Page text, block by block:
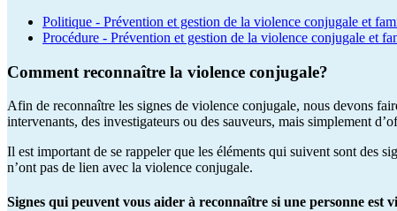
Politique - Prévention et gestion de la violence conjugale et
Procédure - Prévention et gestion de la violence conjugale et
Comment reconnaître la violence conjugale?
Afin de reconnaître les signes de violence conjugale, nous devons
intervenants, des investigateurs ou des sauveurs, mais simplement
Il est important de se rappeler que les éléments qui suivent sont des
n’ont pas de lien avec la violence conjugale.
Signes qui peuvent vous aider à reconnaître si une personne est